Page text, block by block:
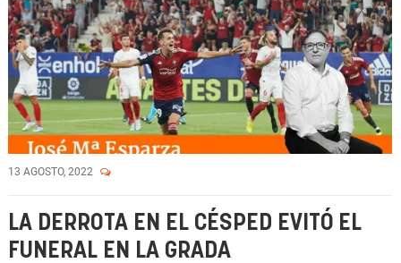
13 AGOSTO, 2022
LA DERROTA EN EL CÉSPED EVITÓ EL
FUNERAL EN LA GRADA